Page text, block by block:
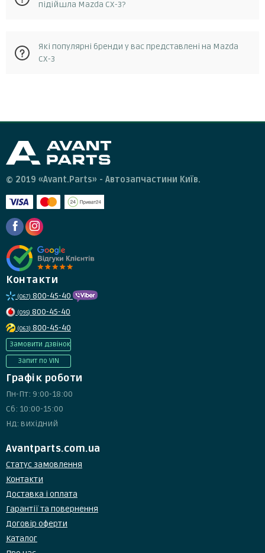
підійшла Mazda CX-3?
можна повернути протягом 14 днів з моменту отримання.
Повернення можливе за умови, що запчастина не була в
Які популярні бренди у вас представлені на Mazda
CX-3
© 2019 «Avant.Parts» - Автозапчастини Київ.
Контакти
(067) 800-45-40
(095) 800-45-40
(063) 800-45-40
Замовити дзвінок
Запит по VIN
Графік роботи
Пн-Пт: 9:00-18:00
Сб: 10:00-15:00
Нд: вихідний
Avantparts.com.ua
Статус замовлення
Контакти
Доставка і оплата
Гарантії та повернення
Договір оферти
Каталог